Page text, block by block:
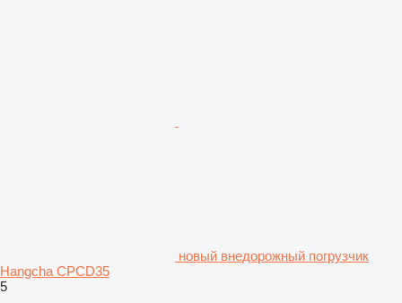
новый внедорожный погрузчик
Hangcha CPCD35
5